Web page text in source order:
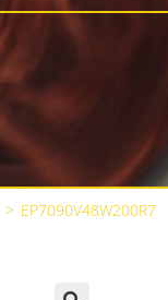
> EP7090V48W200R7